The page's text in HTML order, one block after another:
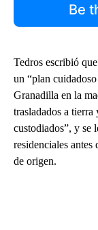
Be
Tedros escribió
un “plan
Granadilla en la
trasladados a
custodiados”, y se
residenciales antes
de origen.